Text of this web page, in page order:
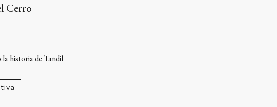
Cerro
la historia de Tandil